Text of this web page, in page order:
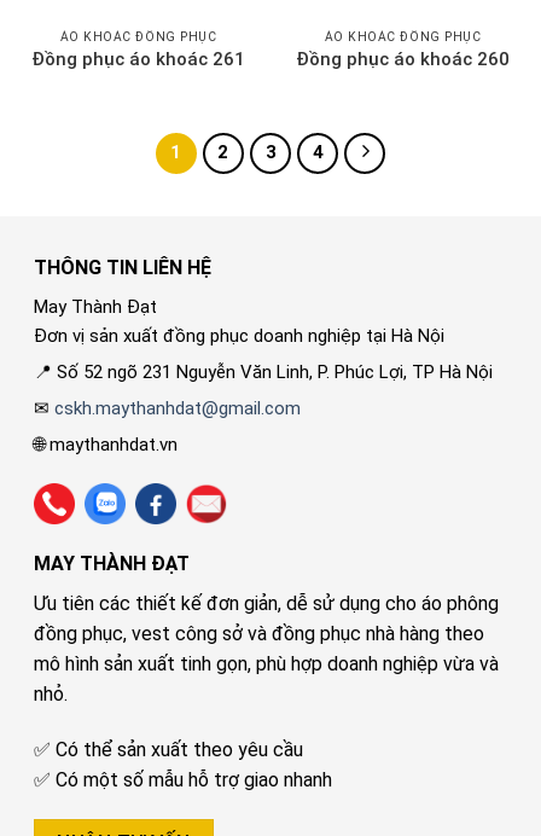
ÁO KHOÁC ĐỒNG PHỤC
Đồng phục áo khoác 261
ÁO KHOÁC ĐỒNG PHỤC
Đồng phục áo khoác 260
1 2 3 4
THÔNG TIN LIÊN HỆ
May Thành Đạt
Đơn vị sản xuất đồng phục doanh nghiệp tại Hà Nội
📍 Số 52 ngõ 231 Nguyễn Văn Linh, P. Phúc Lợi, TP Hà Nội
✉cskh.maythanhdat@gmail.com
🌐 maythanhdat.vn
MAY THÀNH ĐẠT
Ưu tiên các thiết kế đơn giản, dễ sử dụng cho áo phông
đồng phục, vest công sở và đồng phục nhà hàng theo
mô hình sản xuất tinh gọn, phù hợp doanh nghiệp vừa và
nhỏ.
✅ Có thể sản xuất theo yêu cầu
✅ Có một số mẫu hỗ trợ giao nhanh